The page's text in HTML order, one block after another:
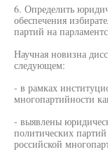
6. Определить
обеспечения
партий на
Научная новизна
следующем:
- в рамках
многопартийности
- выявлены
политических
российской